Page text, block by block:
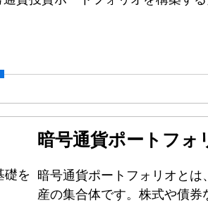
礎を
暗号通貨ポートフォ
暗号通貨ポートフォリオと
産の集合体です。株式や債